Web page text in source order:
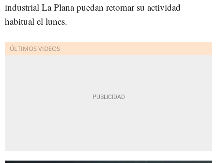
industrial La Plana puedan retomar su actividad
habitual el lunes.